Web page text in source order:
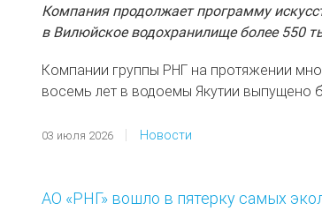
Компания продолжает программу
в Вилюйское водохранилище более 550
Компании группы РНГ на протяжении
восемь лет в водоемы Якутии выпущено
03 июля 2026 Новости
АО «РНГ» вошло в пятерку самых